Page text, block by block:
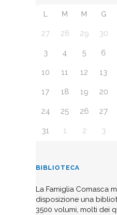
L M M G
27 28 29 30
3 4 5 6
10 11 12 13
17 18 19 20
24 25 26 27
31 1 2 3
BIBLIOTECA
La Famiglia Comasca
disposizione una
3500 volumi, molti dei